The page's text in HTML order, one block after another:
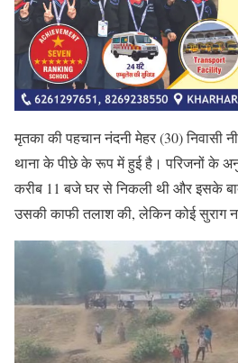
मृतका की पहचान नंदनी मेहर (30) निवासी
थाना के पीछे के रूप में हुई है। परिजनों के
करीब 11 बजे घर से निकली थी और इसके
उसकी काफी तलाश की, लेकिन कोई सुराग